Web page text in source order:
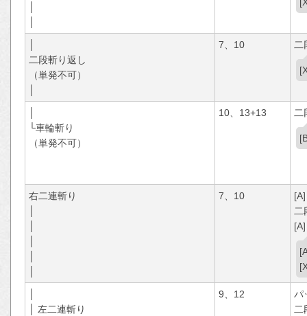
二段斬り返し
（単発不可）
7、10 二
└車輪斬り
（単発不可）
10、13+13 二
右二連斬り
7、10
[A]
二
[A]
│ 左二連斬り
9、12
パ
二